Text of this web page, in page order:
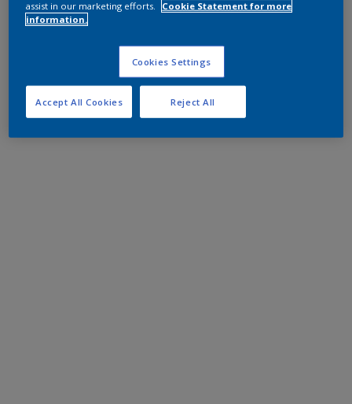
assist in our marketing efforts.
Cookie Statement for more
information.
Cookies Settings
Reject All
Accept All Cookies